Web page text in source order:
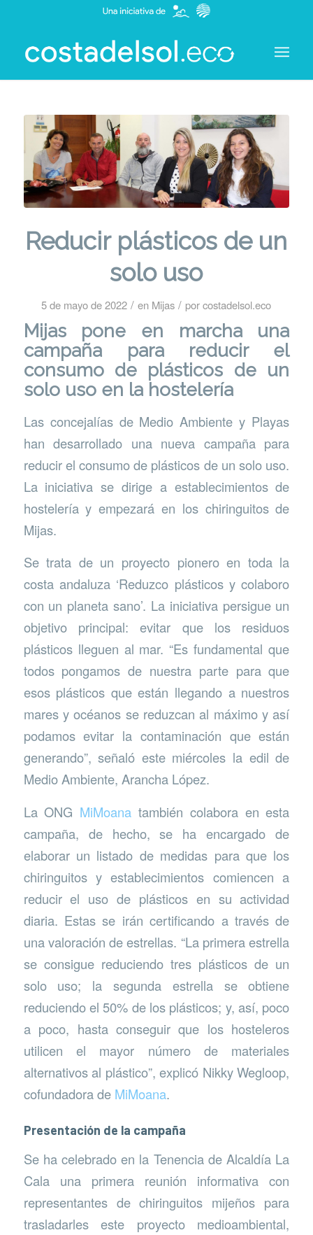
Reducir plásticos de un
solo uso
5 de mayo de 2022 / en Mijas / porcostadelsol.eco
Mijas pone en marcha una
campaña para reducir el
consumo de plásticos de un
solo uso en la hostelería
Las concejalías de Medio Ambiente y Playas
han desarrollado una nueva campaña para
reducir el consumo de plásticos de un solo uso.
La iniciativa se dirige a establecimientos de
hostelería y empezará en los chiringuitos de
Mijas.
Se trata de un proyecto pionero en toda la
costa andaluza ‘Reduzco plásticos y colaboro
con un planeta sano’. La iniciativa persigue un
objetivo principal: evitar que los residuos
plásticos lleguen al mar. “Es fundamental que
todos pongamos de nuestra parte para que
esos plásticos que están llegando a nuestros
mares y océanos se reduzcan al máximo y así
podamos evitar la contaminación que están
generando”, señaló este miércoles la edil de
Medio Ambiente, Arancha López.
La ONG MiMoana también colabora en esta
campaña, de hecho, se ha encargado de
elaborar un listado de medidas para que los
chiringuitos y establecimientos comiencen a
reducir el uso de plásticos en su actividad
diaria. Estas se irán certificando a través de
una valoración de estrellas. “La primera estrella
se consigue reduciendo tres plásticos de un
solo uso; la segunda estrella se obtiene
reduciendo el 50% de los plásticos; y, así, poco
a poco, hasta conseguir que los hosteleros
utilicen el mayor número de materiales
alternativos al plástico”, explicó Nikky Wegloop,
cofundadora de MiMoana.
Presentación de la campaña
Se ha celebrado en la Tenencia de Alcaldía La
Cala una primera reunión informativa con
representantes de chiringuitos mijeños para
trasladarles este proyecto medioambiental,